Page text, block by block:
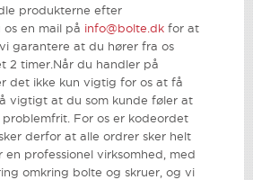
produkterne efter
os en mail på info@bolte.dk for at
garantere at du hører fra os
2 timer.Når du handler på
det ikke kun vigtig for os at få
vigtigt at du som kunde føler at
For os er kodeordet
derfor at alle ordrer sker helt
en professionel virksomhed, med
omkring bolte og skruer, og vi